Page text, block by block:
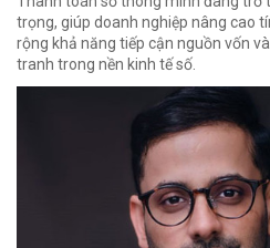
trọng, giúp doanh nghiệp nâng cao
rộng khả năng tiếp cận nguồn vốn
tranh trong nền kinh tế số.